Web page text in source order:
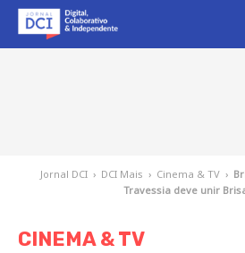
Jornal DCI › DCI Mais › Cinema & TV ›
Travessia deve unir
CINEMA & TV